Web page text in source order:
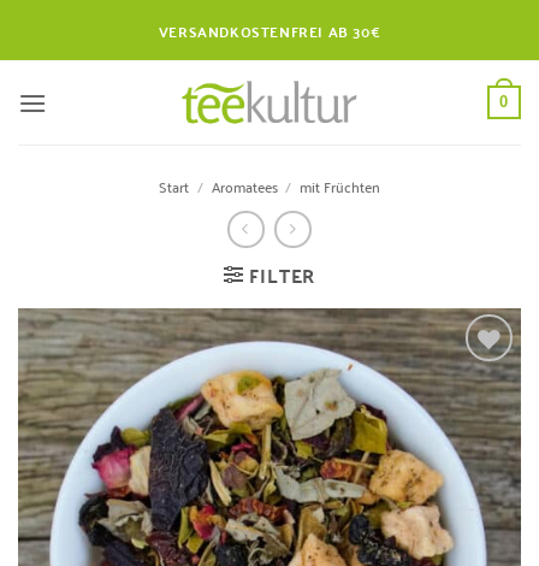
VERSANDKOSTENFREI AB 30€
0
Start / Aromatees / mit Früchten
FILTER
Zur
Wunschliste
hinzufügen